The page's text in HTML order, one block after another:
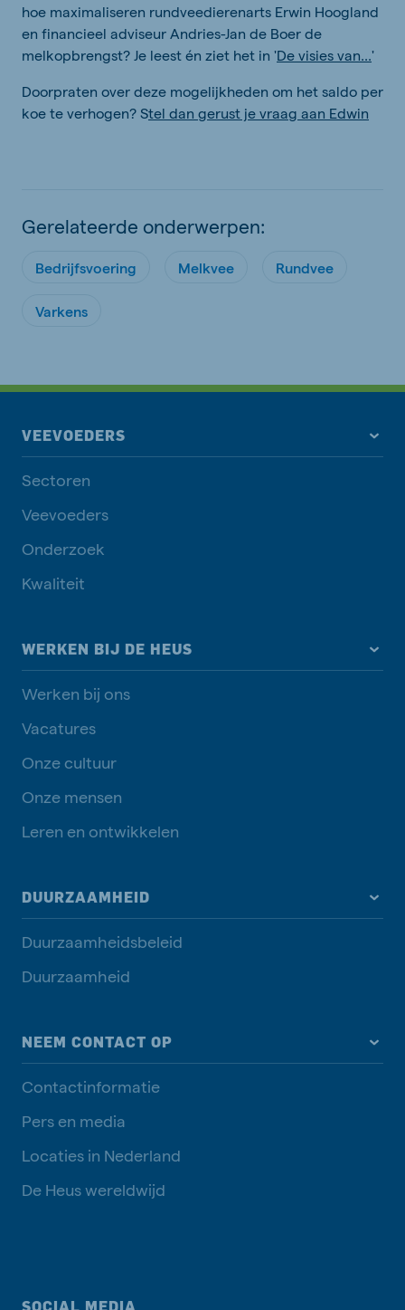
hoe maximaliseren rundveedierenarts Erwin Hoogland
en financieel adviseur Andries-Jan de Boer de
melkopbrengst? Je leest én ziet het in 'De visies van...'
Doorpraten over deze mogelijkheden om het saldo per
koe te verhogen? Stel dan gerust je vraag aan Edwin
Gerelateerde onderwerpen:
Bedrijfsvoering Melkvee Rundvee
Varkens
VEEVOEDERS
Sectoren
Veevoeders
Onderzoek
Kwaliteit
WERKEN BIJ DE HEUS
Werken bij ons
Vacatures
Onze cultuur
Onze mensen
Leren en ontwikkelen
DUURZAAMHEID
Duurzaamheidsbeleid
Duurzaamheid
NEEM CONTACT OP
Contactinformatie
Pers en media
Locaties in Nederland
De Heus wereldwijd